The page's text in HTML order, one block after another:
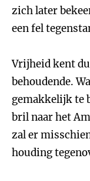
zich later
een fel
Vrijheid kent
behoudende.
gemakkelijk te
bril naar het
zal er
houding